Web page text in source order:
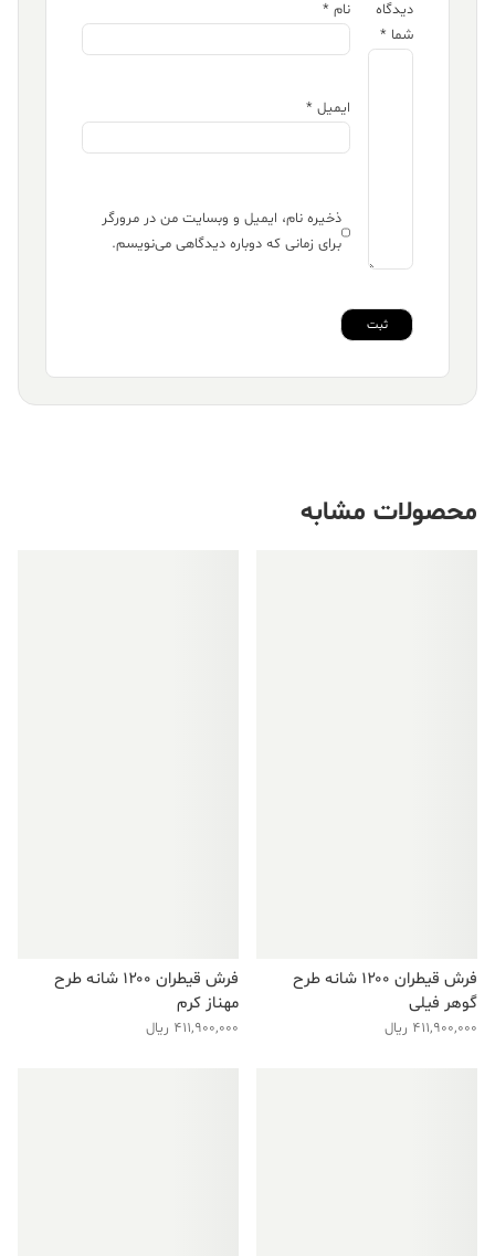
دیدگاه
شما *
نام *
ایمیل *
ذخیره نام، ایمیل و وبسایت من در مرورگر
برای زمانی که دوباره دیدگاهی می‌نویسم.
محصولات مشابه
فرش قیطران ۱۲۰۰ شانه طرح
گوهر فیلی
411,900,000 ریال
فرش قیطران ۱۲۰۰ شانه طرح
مهناز کرم
411,900,000 ریال